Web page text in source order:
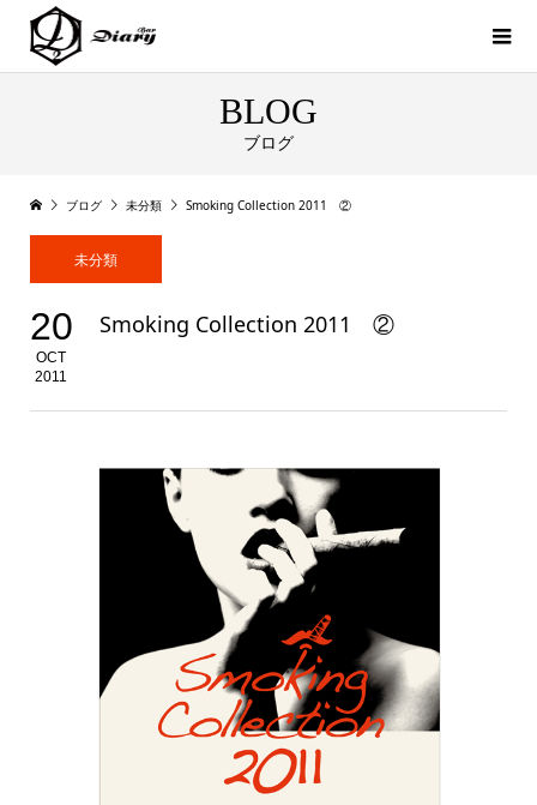
BLOG
ブログ
ブログ 未分類 Smoking Collection 2011 ②
未分類
20
OCT
2011
Smoking Collection 2011 ②